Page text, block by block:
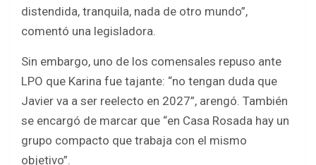
distendida, tranquila, nada de otro mundo”,
comentó una legisladora.
Sin embargo, uno de los comensales repuso ante
LPO que Karina fue tajante: “no tengan duda que
Javier va a ser reelecto en 2027”, arengó. También
se encargó de marcar que “en Casa Rosada hay un
grupo compacto que trabaja con el mismo
objetivo”.